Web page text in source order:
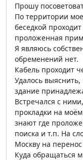
Прошу
По территории
беседкой
проложенная
Я являюсь
обременений нет.
Кабель проходит
Удалось
здание
Встречался с
прокладки на
знают где
поиска и т.п. На
Москву на
Куда обращаться